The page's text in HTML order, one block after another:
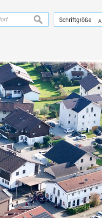
Schriftgröße A
suchen